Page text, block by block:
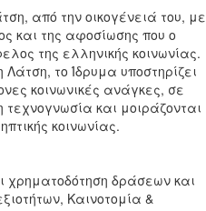
από την οικογένειά του, με
και της αφοσίωσης που ο
της ελληνικής κοινωνίας.
το Ίδρυμα υποστηρίζει
κοινωνικές ανάγκες, σε
και μοιράζονται
κοινωνίας.
χρηματοδότηση δράσεων και
Καινοτομία &